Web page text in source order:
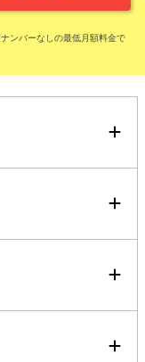
ンバーなしの最低月額料金で